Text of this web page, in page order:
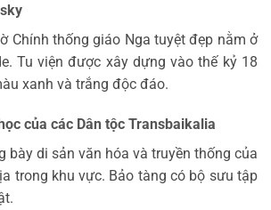
Chính thống giáo Nga tuyệt đẹp nằm ở
Tu viện được xây dựng vào thế kỷ 18
xanh và trắng độc đáo.
của các Dân tộc Transbaikalia
bày di sản văn hóa và truyền thống của
trong khu vực. Bảo tàng có bộ sưu tập